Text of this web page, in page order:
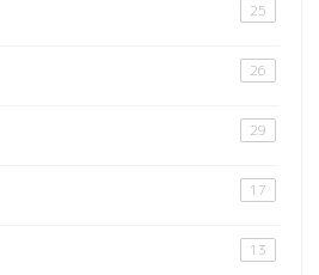
25
26
29
17
13